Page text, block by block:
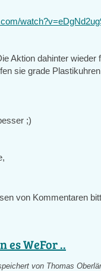
Aktion dahinter wieder
sie grade
;)
von Kommentaren
es WeFor ..
von Thomas